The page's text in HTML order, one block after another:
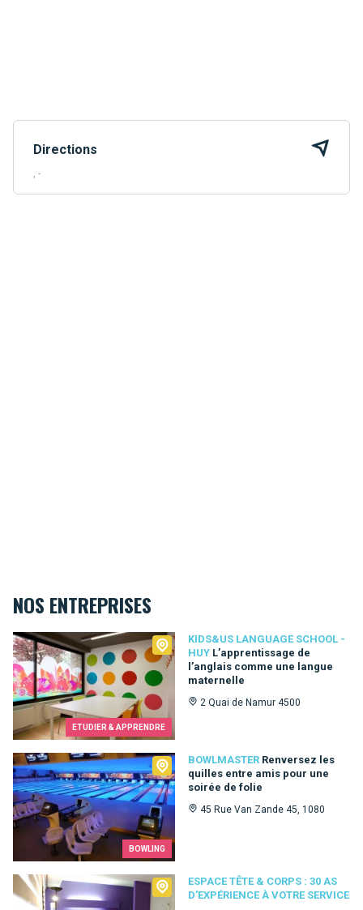
Directions
, -
NOS ENTREPRISES
ETUDIER & APPRENDRE
KIDS&US LANGUAGE SCHOOL -
HUY L’apprentissage de
l’anglais comme une langue
maternelle
2 Quai de Namur 4500
Kids&Us language school - Huy
BOWLING
BOWLMASTER Renversez les
quilles entre amis pour une
soirée de folie
45 Rue Van Zande 45, 1080
Bowlmaster
ESPACE TÊTE & CORPS : 30 AS
D'EXPÉRIENCE À VOTRE SERVICE
Espace Tête & Corps : 30 as d'expérience à votre service